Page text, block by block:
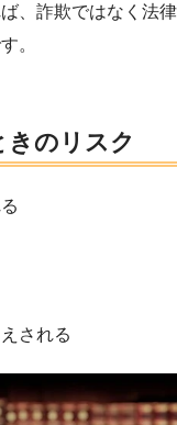
、詐欺ではなく法律
。
のリスク
される